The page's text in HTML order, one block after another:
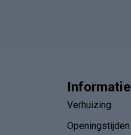
Informatie
Verhuizing
Openingstijden